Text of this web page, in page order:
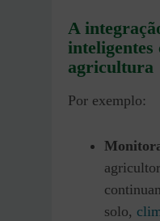
A
inteligentes
agricultura
Por exemplo:
solo,